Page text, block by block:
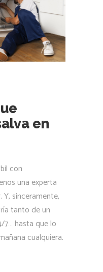
en
con
una experta
sinceramente,
tanto de un
7… hasta que lo
cualquiera.